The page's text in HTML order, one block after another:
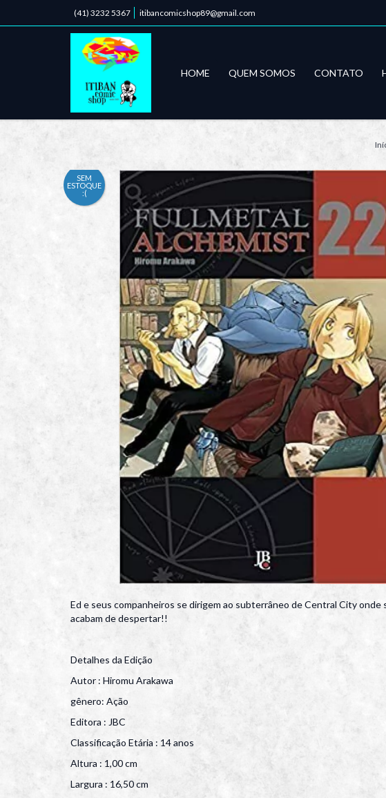
(41) 3232 5367 itibancomicshop89@gmail.com
HOME QUEM SOMOS CONTATO
SEM
ESTOQUE
:(
Ed e seus companheiros se dirigem ao subterrâneo de Central City
acabam de despertar!!
Detalhes da Edição
Autor : Hiromu Arakawa
gênero: Ação
Editora : JBC
Classificação Etária : 14 anos
Altura : 1,00 cm
Largura : 16,50 cm